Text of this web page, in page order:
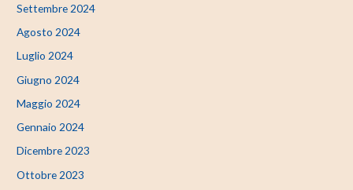
Settembre 2024
Agosto 2024
Luglio 2024
Giugno 2024
Maggio 2024
Gennaio 2024
Dicembre 2023
Ottobre 2023